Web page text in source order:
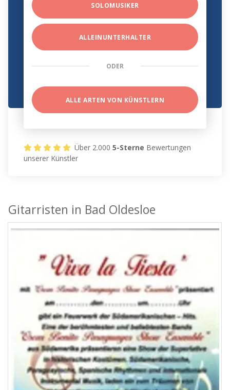
SOLOMUSIKER
ALLEINUNTERHALTER
ODER
ALLE ARTEN VON KÜNSTLERN
Über 2.0005-Sterne Bewertungen
unserer Künstler
Gitarristen in Bad Oldesloe